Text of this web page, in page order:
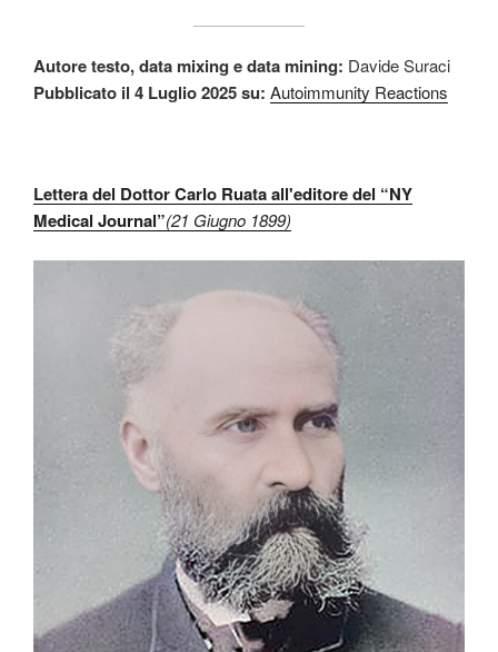
Autore testo, data mixing e data mining: Davide Suraci
Pubblicato il 4 Luglio 2025 su: Autoimmunity Reactions
Lettera del Dottor Carlo Ruata all'editore del “NY
Medical Journal”(21 Giugno 1899)